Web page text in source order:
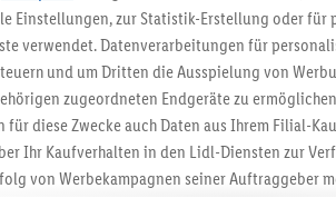
wollen, in unserem Onlineshop gibt es die
günstig bei LIDL.
5.95 €
Einstellungen, zur Statistik-Erstellung oder
verwendet. Datenverarbeitungen für
und um Dritten die Ausspielung von
zugeordneten Endgeräte zu
für diese Zwecke auch Daten aus Ihrem Filial-
Ihr Kaufverhalten in den Lidl-Diensten zur
von Werbekampagnen seiner Auftraggeber